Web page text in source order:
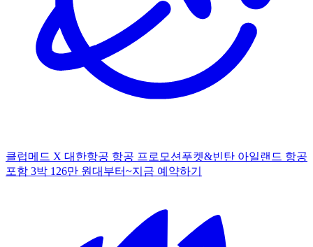
클럽메드 X 대한항공 항공 프로모션 푸켓&빈탄 아일랜드 항공
포함 3박 126만 원대부터~지 금 예약하기